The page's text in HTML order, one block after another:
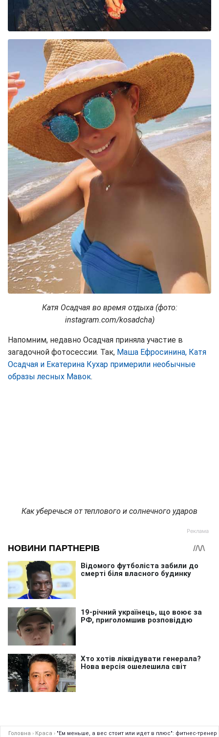
Катя Осадчая во время отдыха (фото:
instagram.com/kosadcha)
Напомним, недавно Осадчая приняла участие в
загадочной фотосессии. Так, Маша Ефросинина, Катя
Осадчая и Екатерина Кухар примерили необычные
образы лесных Мавок.
Как уберечься от теплового и солнечного ударов
Головна › Краса › "Ем меньше, а вес стоит или идет в плюс": фитнес-